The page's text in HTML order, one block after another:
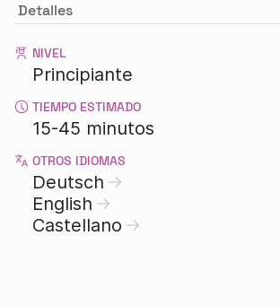
Detalles
NIVEL
Principiante
TIEMPO ESTIMADO
15-45 minutos
OTROS IDIOMAS
Deutsch
English
Castellano